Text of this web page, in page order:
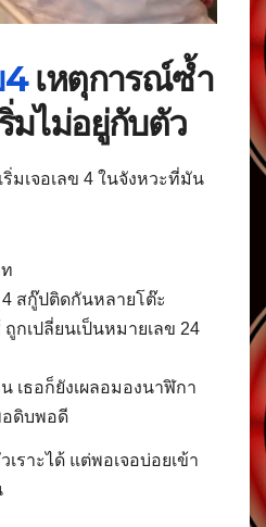
เหตุการณ์ซ้ำ
มไม่อยู่กับตัว
มเจอเลข 4 ในจังหวะที่มัน
สกู๊ปติดกันหลายโต๊ะ
ถูกเปลี่ยนเป็นหมายเลข 24
เธอก็ยังเผลอมองนาฬิกา
อดิบพอดี
เราะได้ แต่พอเจอบ่อยเข้า